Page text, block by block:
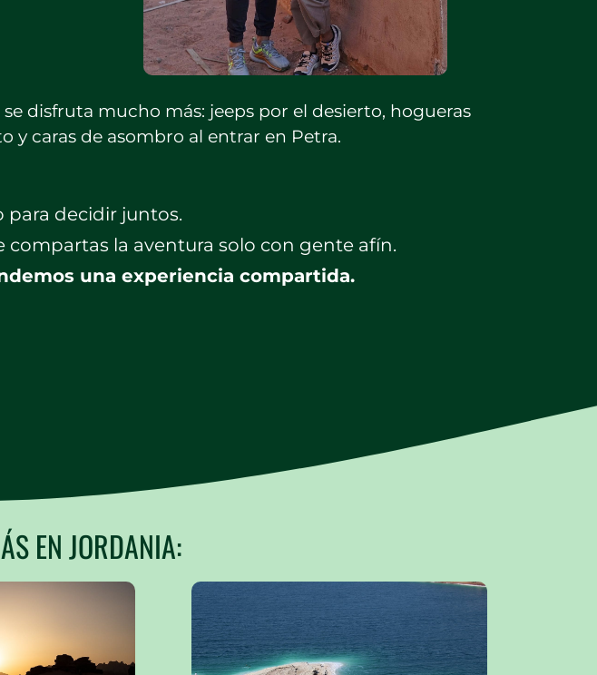
disfruta mucho más: jeeps por el desierto, hogueras
y caras de asombro al entrar en Petra.
para decidir juntos.
compartas la aventura solo con gente afín.
una experiencia compartida.
EN JORDANIA: